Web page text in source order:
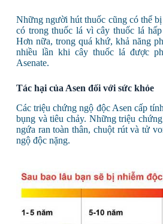
Những người hút thuốc cũng có thể
có trong thuốc lá vì cây thuốc lá
Hơn nữa, trong quá khứ, khả năng
nhiều lần khi cây thuốc lá được
Asenate.
Tác hại của Asen đối với sức khỏe
Các triệu chứng ngộ độc Asen cấp
bụng và tiêu chảy. Những triệu
ngứa ran toàn thân, chuột rút và tử
ngộ độc nặng.